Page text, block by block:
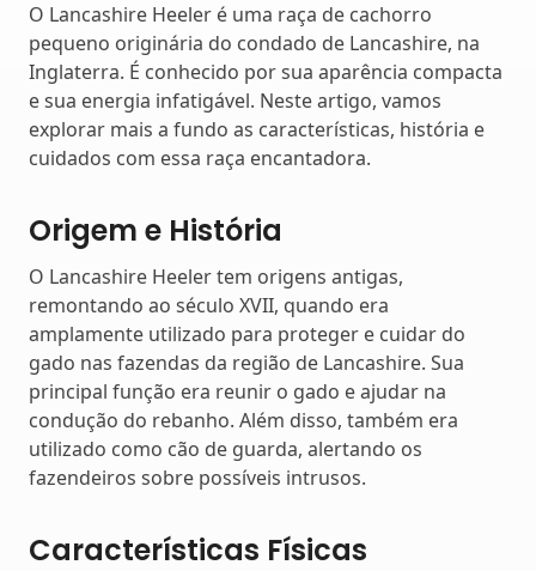
O Lancashire Heeler é uma raça de cachorro
pequeno originária do condado de Lancashire, na
Inglaterra. É conhecido por sua aparência compacta
e sua energia infatigável. Neste artigo, vamos
explorar mais a fundo as características, história e
cuidados com essa raça encantadora.
Origem e História
O Lancashire Heeler tem origens antigas,
remontando ao século XVII, quando era
amplamente utilizado para proteger e cuidar do
gado nas fazendas da região de Lancashire. Sua
principal função era reunir o gado e ajudar na
condução do rebanho. Além disso, também era
utilizado como cão de guarda, alertando os
fazendeiros sobre possíveis intrusos.
Características Físicas